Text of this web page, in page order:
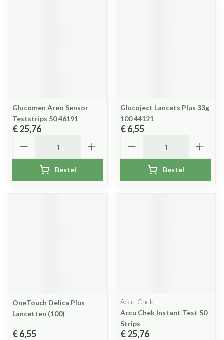
Glucomen Areo Sensor
Teststrips 50 46191
€ 25,76
Bestel
Glucoject Lancets Plus 33g
100 44121
€ 6,55
Bestel
OneTouch Delica Plus
Lancetten (100)
€ 6,55
Accu-Chek
Accu Chek Instant Test 50
Strips
€ 25,76